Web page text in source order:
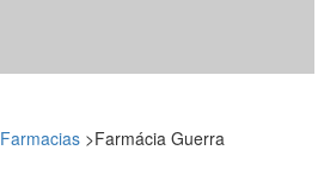
Farmacias >Farmácia Guerra